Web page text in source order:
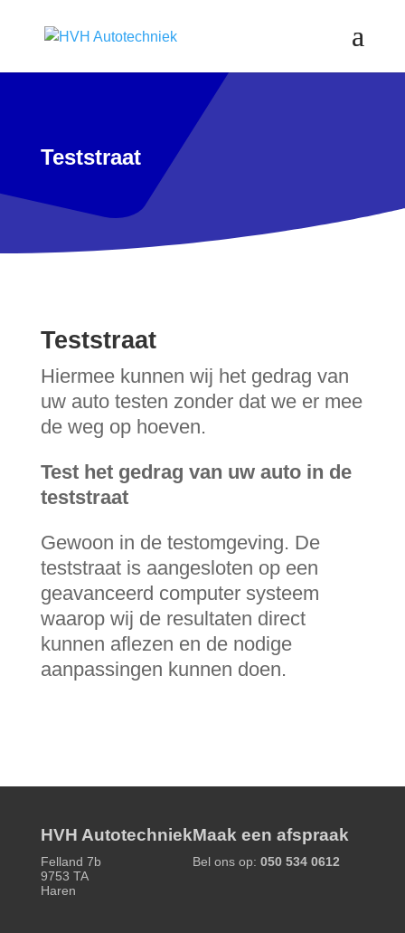
Teststraat
Teststraat
Hiermee kunnen wij het gedrag van
uw auto testen zonder dat we er mee
de weg op hoeven.
Test het gedrag van uw auto in de
teststraat
Gewoon in de testomgeving. De
teststraat is aangesloten op een
geavanceerd computer systeem
waarop wij de resultaten direct
kunnen aflezen en de nodige
aanpassingen kunnen doen.
HVH Autotechniek
Felland 7b
9753 TA
Haren
Maak een afspraak
Bel ons op: 050 534 0612